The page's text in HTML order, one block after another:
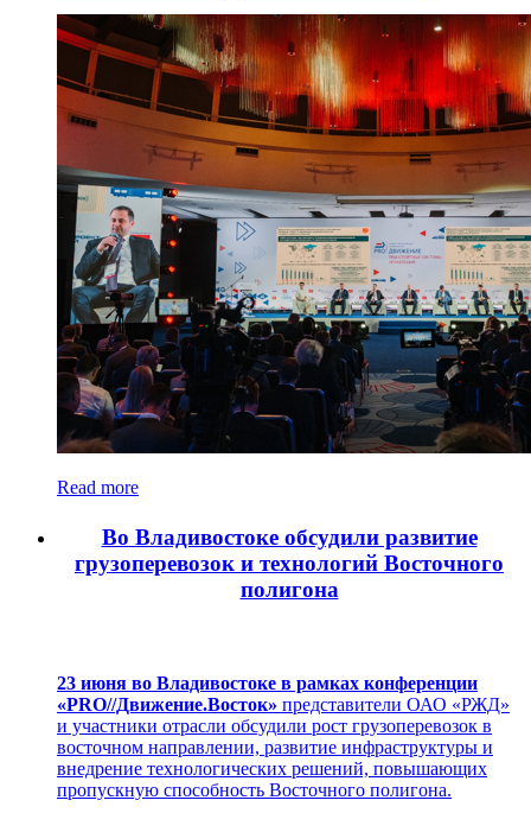
Read more
Во Владивостоке обсудили развитие
грузоперевозок и технологий Восточного
полигона
23 июня во Владивостоке в рамках конференции
«PRO//Движение.Восток» представители ОАО «РЖД»
и участники отрасли обсудили рост грузоперевозок в
восточном направлении, развитие инфраструктуры и
внедрение технологических решений, повышающих
пропускную способность Восточного полигона.